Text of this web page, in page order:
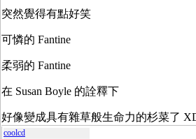
突然覺得有點好笑
可憐的 Fantine
柔弱的 Fantine
在 Susan Boyle 的詮釋下
好像變成具有雜草般生命力的杉菜了
coolcd